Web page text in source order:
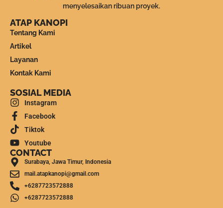
menyelesaikan ribuan proyek.
ATAP KANOPI
Tentang Kami
Artikel
Layanan
Kontak Kami
SOSIAL MEDIA
Instagram
Facebook
Tiktok
Youtube
CONTACT
Surabaya, Jawa Timur, Indonesia
mail.atapkanopi@gmail.com
+6287723572888
+6287723572888